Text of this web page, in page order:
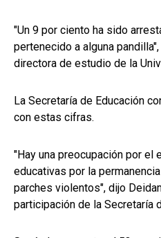
"Un 9 por ciento ha sido
pertenecido a alguna
directora de estudio de la
La Secretaría de Educación
con estas cifras.
"Hay una preocupación por el
educativas por la
parches violentos", dijo
participación de la Secretaría